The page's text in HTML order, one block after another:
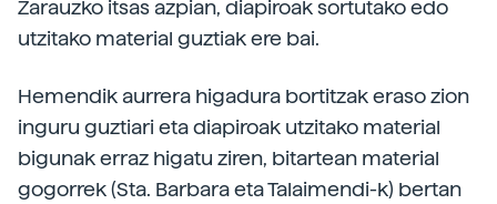
Zarauzko itsas azpian, diapiroak sortutako edo
utzitako material guztiak ere bai.
Hemendik aurrera higadura bortitzak eraso zion
inguru guztiari eta diapiroak utzitako material
bigunak erraz higatu ziren, bitartean material
gogorrek (Sta. Barbara eta Talaimendi-k) bertan